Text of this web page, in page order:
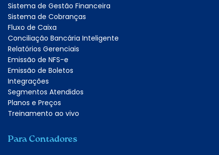
Sistema de Gestão Financeira
Sistema de Cobranças
Fluxo de Caixa
Conciliação Bancária Inteligente
Relatórios Gerenciais
Emissão de NFS-e
Emissão de Boletos
Integrações
Segmentos Atendidos
Planos e Preços
Treinamento ao vivo
Para Contadores